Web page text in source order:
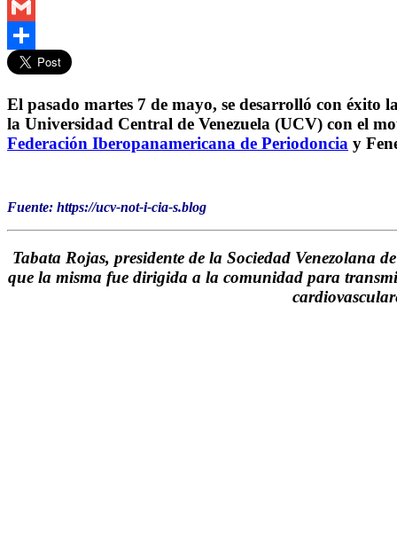
Telegram
Gmail
Compartir
El pasado martes 7 de mayo, se desarrolló con éxito
la Universidad Central de Venezuela (UCV) con el
Federación Iberopanamericana de Periodoncia y
Fuente: https://ucv-not-i-cia-s.blog
Tabata Rojas, presidente de la Sociedad Venezolana
que la misma fue dirigida a la comunidad para